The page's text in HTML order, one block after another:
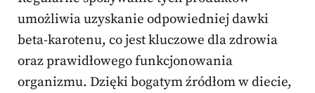
umożliwia uzyskanie odpowiedniej dawki
beta-karotenu, co jest kluczowe dla zdrowia
oraz prawidłowego funkcjonowania
organizmu. Dzięki bogatym źródłom w diecie,